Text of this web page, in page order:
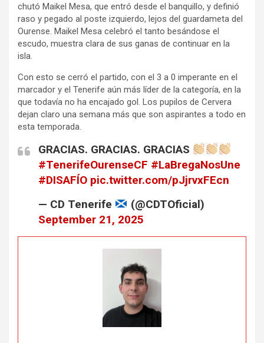
chutó Maikel Mesa, que entró desde el banquillo, y definió
raso y pegado al poste izquierdo, lejos del guardameta del
Ourense. Maikel Mesa celebró el tanto besándose el
escudo, muestra clara de sus ganas de continuar en la
isla.
Con esto se cerró el partido, con el 3 a 0 imperante en el
marcador y el Tenerife aún más líder de la categoría, en la
que todavía no ha encajado gol. Los pupilos de Cervera
dejan claro una semana más que son aspirantes a todo en
esta temporada.
GRACIAS. GRACIAS. GRACIAS
#TenerifeOurenseCF #LaBregaNosUne
#DISAFÍO pic.twitter.com/pJjrvxFEcn
— CD Tenerife
(@CDTOficial)
September 21, 2025